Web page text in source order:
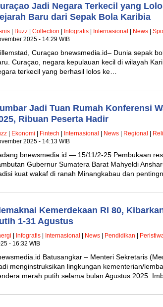
Jadi Negara Terkecil yang
Baru dari Sepak Bola Karibia
Buzz Collection Infografis Internasional News
2025 - 14:29 WIB
Curaçao bnewsmedia.id– Dunia sepak
Curaçao, negara kepulauan kecil di wilayah
terkecil yang berhasil lolos ke…
Jadi Tuan Rumah Konferensi
Ribuan Peserta Hadir
Ekonomi Fintech Internasional News Regional
2025 - 14:13 WIB
bnewsmedia.id — 15/11/2-25 Pembukaan
Gubernur Sumatera Barat Mahyeldi
kuat wakaf di ranah Minangkabau dan
Kemerdekaan RI 80,
1-31 Agustus
Infografis Internasional News Pendidikan
- 16:32 WIB
Batusangkar – Menteri Sekretaris
menginstruksikan lingkungan kementerian/
merah putih selama bulan Agustus 2025.